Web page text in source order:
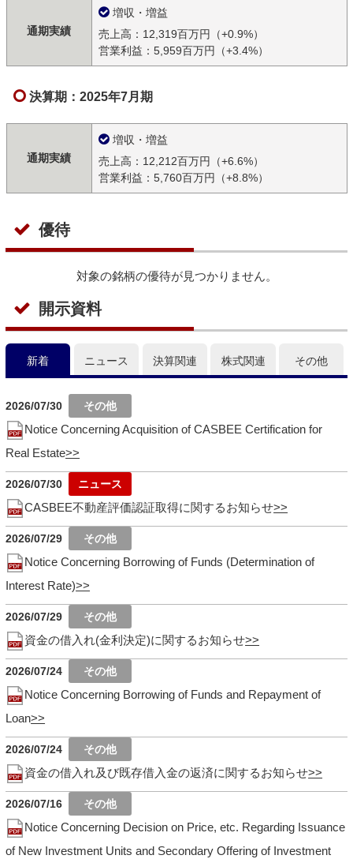
通期実績
増収・増益
売上高：12,319百万円（+0.9%）
営業利益：5,959百万円（+3.4%）
決算期：2025年7月期
通期実績
増収・増益
売上高：12,212百万円（+6.6%）
営業利益：5,760百万円（+8.8%）
優待
対象の銘柄の優待が見つかりません。
開示資料
新着 ニュース 決算関連 株式関連 その他
2026/07/30
Notice Concerning Acquisition of CASBEE Certification for
Real Estate
2026/07/30
CASBEE不動産評価認証取得に関するお知らせ
2026/07/29
Notice Concerning Borrowing of Funds (Determination of
Interest Rate)
2026/07/29
資金の借入れ(金利決定)に関するお知らせ
2026/07/24
Notice Concerning Borrowing of Funds and Repayment of
Loan
2026/07/24
資金の借入れ及び既存借入金の返済に関するお知らせ
2026/07/16
Notice Concerning Decision on Price, etc. Regarding Issuance
of New Investment Units and Secondary Offering of Investment